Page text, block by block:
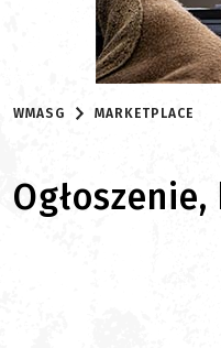
WMASG MARKETPLACE